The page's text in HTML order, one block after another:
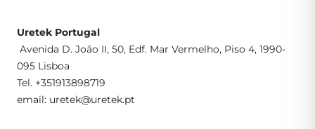
Uretek Portugal
Avenida D. João II, 50, Edf. Mar Vermelho, Piso 4, 1990-
095 Lisboa
Tel. +351913898719
email: uretek@uretek.pt